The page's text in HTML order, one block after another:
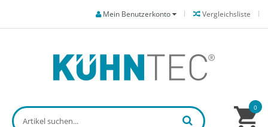
Vergleichsliste
Mein Benutzerkonto
0